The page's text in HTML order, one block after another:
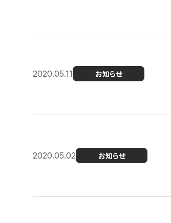
2020.05.11 お知らせ
2020.05.02 お知らせ